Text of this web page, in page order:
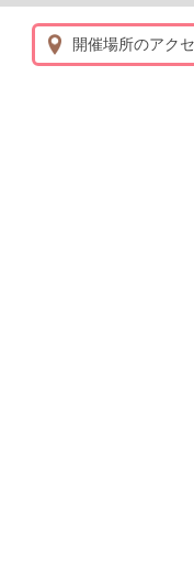
開催場所のアク